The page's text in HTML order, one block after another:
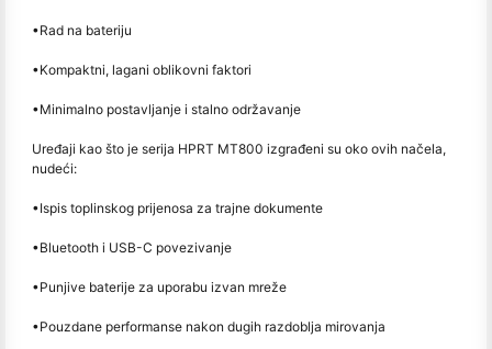
•Rad na bateriju
•Kompaktni, lagani oblikovni faktori
•Minimalno postavljanje i stalno održavanje
Uređaji kao što je serija HPRT MT800 izgrađeni su oko ovih načela,
nudeći:
•Ispis toplinskog prijenosa za trajne dokumente
•Bluetooth i USB-C povezivanje
•Punjive baterije za uporabu izvan mreže
•Pouzdane performanse nakon dugih razdoblja mirovanja